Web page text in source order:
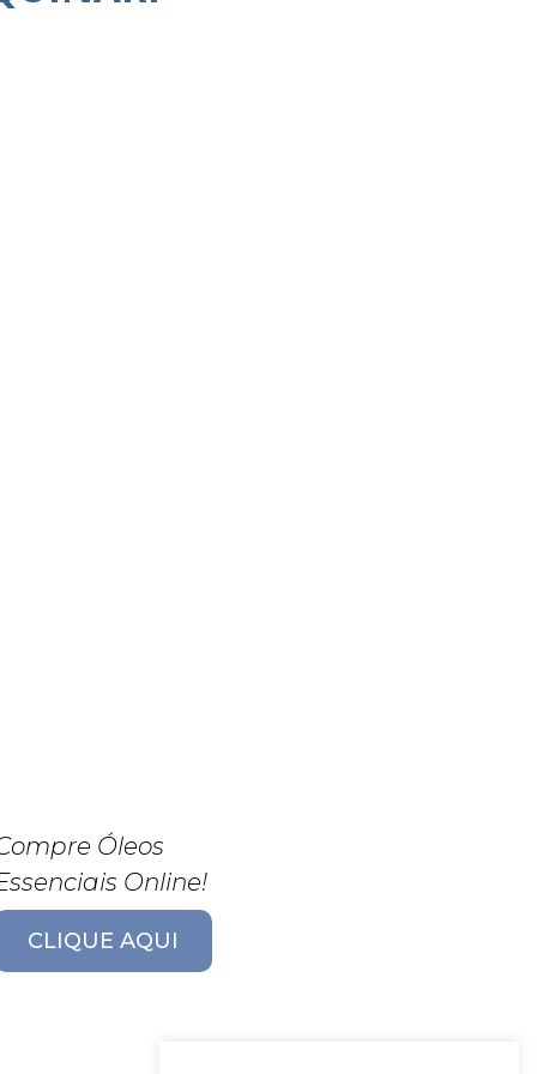
Óleos
Online!
CLIQUE AQUI